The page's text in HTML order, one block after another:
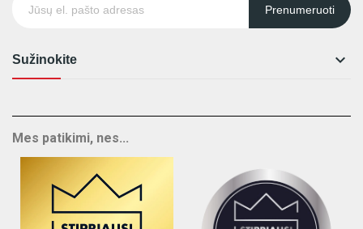
Prenumeruoti
Sužinokite 
Mes patikimi, nes...